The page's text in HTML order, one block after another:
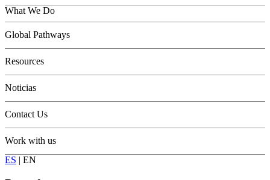
What We Do
Youth
Adults
Seniors
Conservation
Global Pathways
Resources
Noticias
Contact Us
Work with us
ES | EN